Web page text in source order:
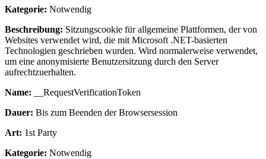
Kategorie: Notwendig
Beschreibung: Sitzungscookie für allgemeine Plattformen, der von
Websites verwendet wird, die mit Microsoft .NET-basierten
Technologien geschrieben wurden. Wird normalerweise verwendet,
um eine anonymisierte Benutzersitzung durch den Server
aufrechtzuerhalten.
Name: __RequestVerificationToken
Dauer: Bis zum Beenden der Browsersession
Art: 1st Party
Kategorie: Notwendig